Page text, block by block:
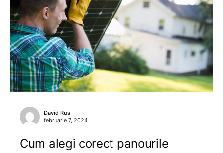
David Rus
februarie 7, 2024
Cum alegi corect panourile